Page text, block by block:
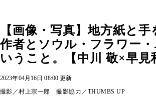
【画像・写真】地方紙と
作者とソウル・フラワー
いうこと。【中川 敬×早
2023年04月16日 08:00 更新
撮影／村上宗一郎 撮影協力／THUMBS UP